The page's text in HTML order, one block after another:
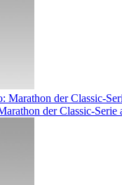
der Classic-Serie